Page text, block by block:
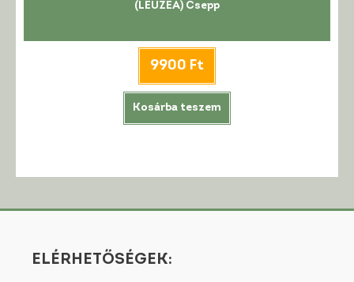
(LEUZEA) Csepp
9900 Ft
Kosárba teszem
ELÉRHETŐSÉGEK: